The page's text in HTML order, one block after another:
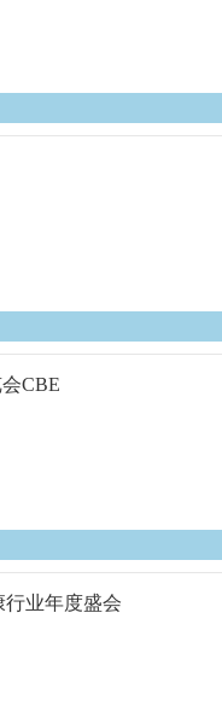
CBE
行业年度盛会